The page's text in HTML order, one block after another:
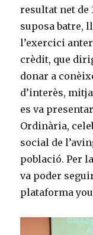
resultat net de
suposa batre,
l’exercici
crèdit, que
donar a
d’interès,
es va
Ordinària,
social de
població. Per
va poder
plataforma